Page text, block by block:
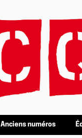
Anciens numéros